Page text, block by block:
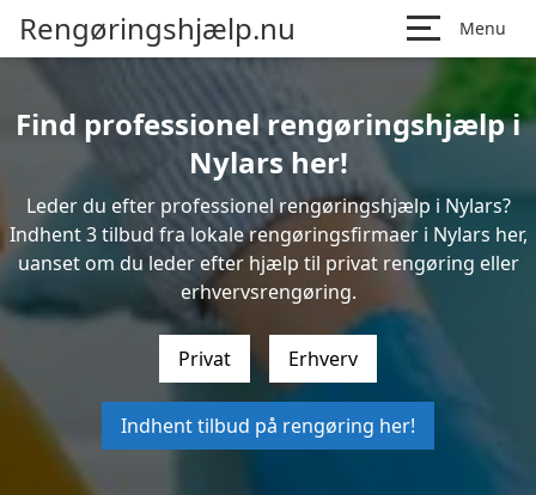
Rengøringshjælp.nu Menu
Find professionel rengøringshjælp i
Nylars her!
Leder du efter professionel rengøringshjælp i Nylars?
Indhent 3 tilbud fra lokale rengøringsfirmaer i Nylars her,
uanset om du leder efter hjælp til privat rengøring eller
erhvervsrengøring.
Privat Erhverv
Indhent tilbud på rengøring her!